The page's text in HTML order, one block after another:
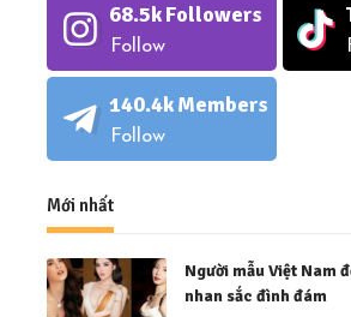
68.5kFollowers
Follow
140.4kMembers
Follow
Mới nhất
Người mẫu Việt Nam
nhan sắc đình đám